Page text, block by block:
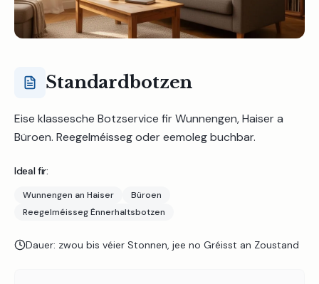
Standardbotzen
Eise klassesche Botzservice fir Wunnengen, Haiser a
Büroen. Reegelméisseg oder eemoleg buchbar.
Ideal fir:
Wunnengen an Haiser
Büroen
Reegelméisseg Ënnerhaltsbotzen
Dauer: zwou bis véier Stonnen, jee no Gréisst an Zoustand